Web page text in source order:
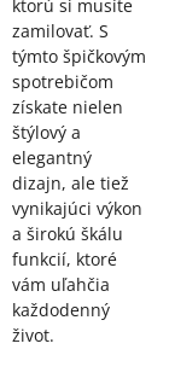
ktorú si musíte
zamilovať. S
týmto špičkovým
spotrebičom
získate nielen
štýlový a
elegantný
dizajn, ale tiež
vynikajúci výkon
a širokú škálu
funkcií, ktoré
vám uľahčia
každodenný
život.